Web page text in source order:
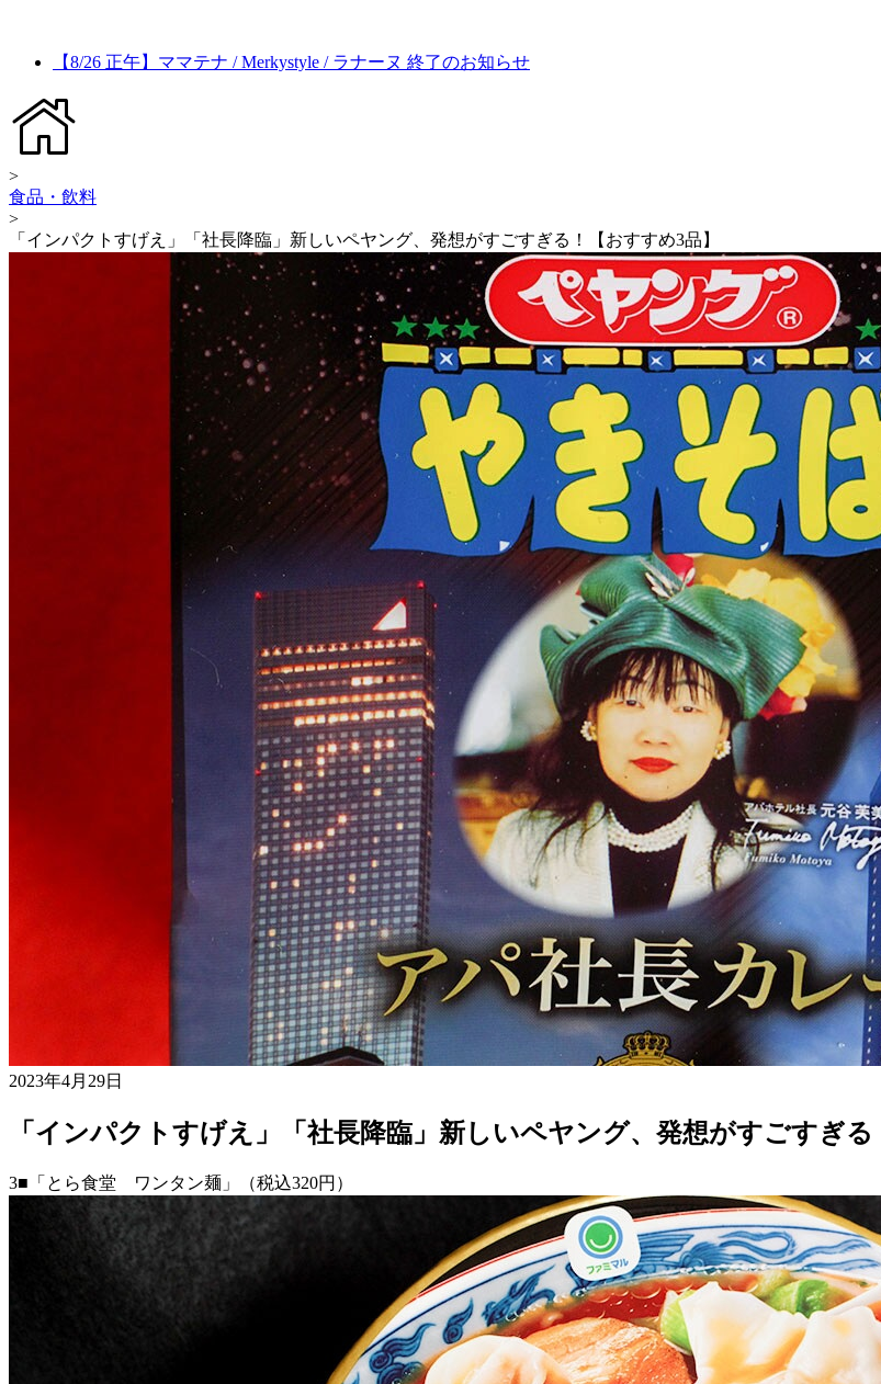
【8/26 正午】ママテナ / Merkystyle / ラナーヌ 終了のお知らせ
>
食品・飲料
>
「インパクトすげえ」「社長降臨」新しいペヤング、発想がすごすぎる！【おすすめ3品】
2023年4月29日
「インパクトすげえ」「社長降臨」新しいペヤング、発想がすごすぎる
3■「とら食堂 ワンタン麺」（税込320円）